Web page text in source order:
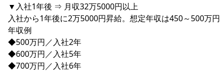
▼入社1年後 ⇒ 月収32万5000円以上
入社から1年後に2万5000円昇給。想定年収は450～500万円
年収例
◆500万円／入社2年
◆600万円／入社5年
◆700万円／入社6年